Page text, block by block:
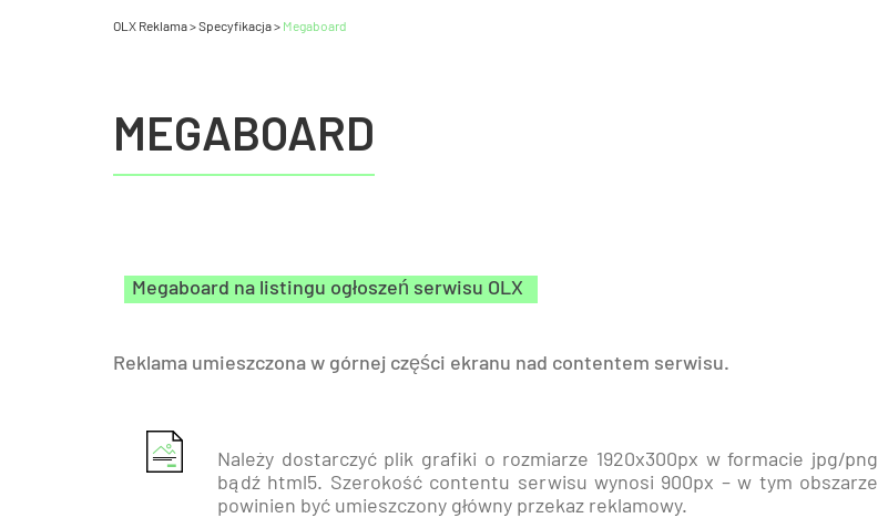
OLX Reklama>Specyfikacja> Megaboard
MEGABOARD
Megaboard na listingu ogłoszeń serwisu OLX
Reklama umieszczona w górnej części ekranu nad contentem serwisu.
Należy dostarczyć plik grafiki o rozmiarze 1920x300px w formacie jpg/png
bądź html5. Szerokość contentu serwisu wynosi 900px – w tym obszarze
powinien być umieszczony główny przekaz reklamowy.